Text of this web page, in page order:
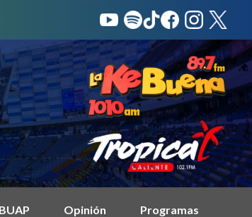
BUAP Opinión Programas